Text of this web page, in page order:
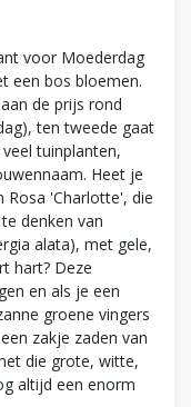
voor Moederdag
een bos bloemen.
de prijs rond
ten tweede gaat
tuinplanten,
Heet je
Rosa 'Charlotte', die
denken van
alata), met gele,
hart? Deze
en als je een
groene vingers
zakje zaden van
die grote, witte,
altijd een enorm